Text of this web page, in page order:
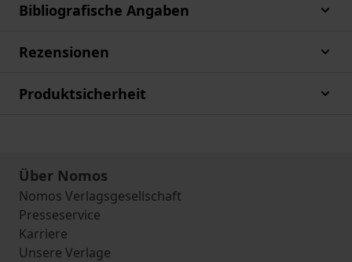
Bibliografische Angaben
Rezensionen
Produktsicherheit
Über Nomos
Nomos Verlagsgesellschaft
Presseservice
Karriere
Unsere Verlage